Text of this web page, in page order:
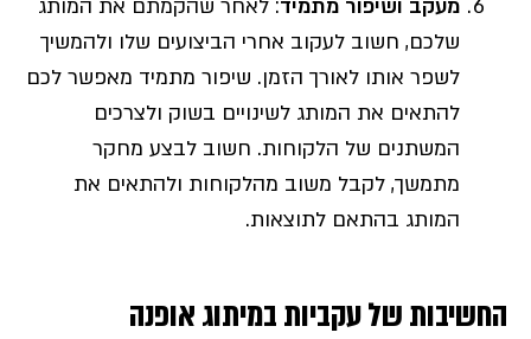
מעקב ושיפור מתמיד: לאחר שהקמתם את המותג
שלכם, חשוב לעקוב אחרי הביצועים שלו ולהמשיך
לשפר אותו לאורך הזמן. שיפור מתמיד מאפשר לכם
להתאים את המותג לשינויים בשוק ולצרכים
המשתנים של הלקוחות. חשוב לבצע מחקר
מתמשך, לקבל משוב מהלקוחות ולהתאים את
המותג בהתאם לתוצאות.
החשיבות של עקביות במיתוג אופנה